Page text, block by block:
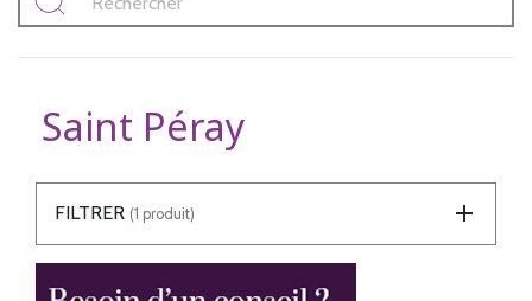
Saint Péray
FILTRER (1 produit)